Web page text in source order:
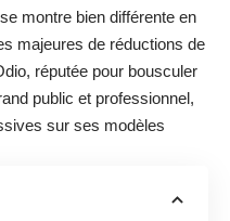
montre bien différente en
majeures de réductions de
réputée pour bousculer
public et professionnel,
sur ses modèles